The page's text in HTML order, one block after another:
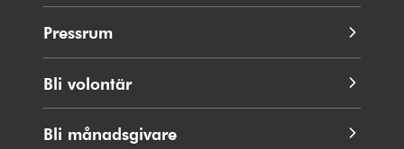
Pressrum
Bli volontär
Bli månadsgivare